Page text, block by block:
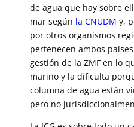
de agua que hay sobre
mar según la CNUDM y,
por otros organismos
pertenecen ambos
gestión de la ZMF en lo
marino y la dificulta
columna de agua están
pero no